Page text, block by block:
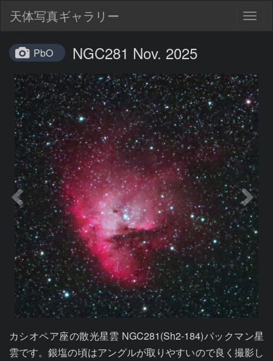
天体写真ギャラリー
PbO NGC281 Nov. 2025
カシオペア座の散光星雲 NGC281(Sh2-184)パックマン星
雲です。銀塩の頃はアングルが取りやすいので良く撮影し